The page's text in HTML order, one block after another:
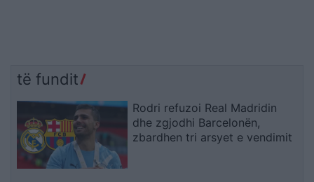
të fundit
Rodri refuzoi Real Madridin
dhe zgjodhi Barcelonën,
zbardhen tri arsyet e vendimit